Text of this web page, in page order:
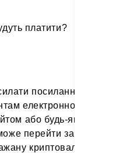
платити?
посилання на
електронною поштою,
або будь-яким іншим
перейти за
криптовалюту для